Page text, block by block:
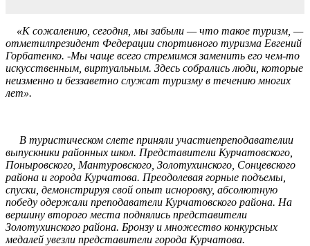
«К сожалению, сегодня, мы забыли — что такое туризм, —
отметилпрезидент Федерации спортивного туризма Евгений
Горбатенко. -Мы чаще всего стремимся заменить его чем-то
искусственным, виртуальным. Здесь собрались люди, которые
неизменно и беззаветно служат туризму в течению многих
лет».
В туристическом слете приняли участиепреподавателии
выпускники районных школ. Представители Курчатовского,
Поныровского, Мантуровского, Золотухинского, Сонцевского
района и города Курчатова. Преодолевая горные подъемы,
спуски, демонстрируя свой опыт исноровку, абсолютную
победу одержали преподаватели Курчатовского района. На
вершину второго места поднялись представители
Золотухинского района. Бронзу и множество конкурсных
медалей увезли представители города Курчатова.